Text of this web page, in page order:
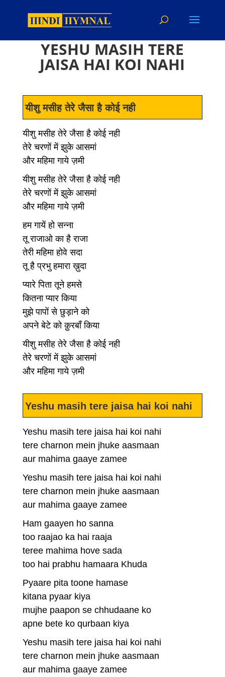
YESHU MASIH TERE
JAISA HAI KOI NAHI
यीशु मसीह तेरे जैसा है कोई नही
यीशु मसीह तेरे जैसा है कोई नही
तेरे चरणों में झुके आसमां
और महिमा गाये ज़मी
यीशु मसीह तेरे जैसा है कोई नही
तेरे चरणों में झुके आसमां
और महिमा गाये ज़मी
हम गायें हो सन्ना
तू राजाओ का है राजा
तेरी महिमा होवे सदा
तू है प्रभु हमारा ख़ुदा
प्यारे पिता तूने हमसे
कितना प्यार किया
मुझे पापों से छुड़ाने को
अपने बेटे को क़ुरबाँ किया
यीशु मसीह तेरे जैसा है कोई नही
तेरे चरणों में झुके आसमां
और महिमा गाये ज़मी
Yeshu masih tere jaisa hai koi nahi
Yeshu masih tere jaisa hai koi nahi
tere charnon mein jhuke aasmaan
aur mahima gaaye zamee
Yeshu masih tere jaisa hai koi nahi
tere charnon mein jhuke aasmaan
aur mahima gaaye zamee
Ham gaayen ho sanna
too raajao ka hai raaja
teree mahima hove sada
too hai prabhu hamaara Khuda
Pyaare pita toone hamase
kitana pyaar kiya
mujhe paapon se chhudaane ko
apne bete ko qurbaan kiya
Yeshu masih tere jaisa hai koi nahi
tere charnon mein jhuke aasmaan
aur mahima gaaye zamee